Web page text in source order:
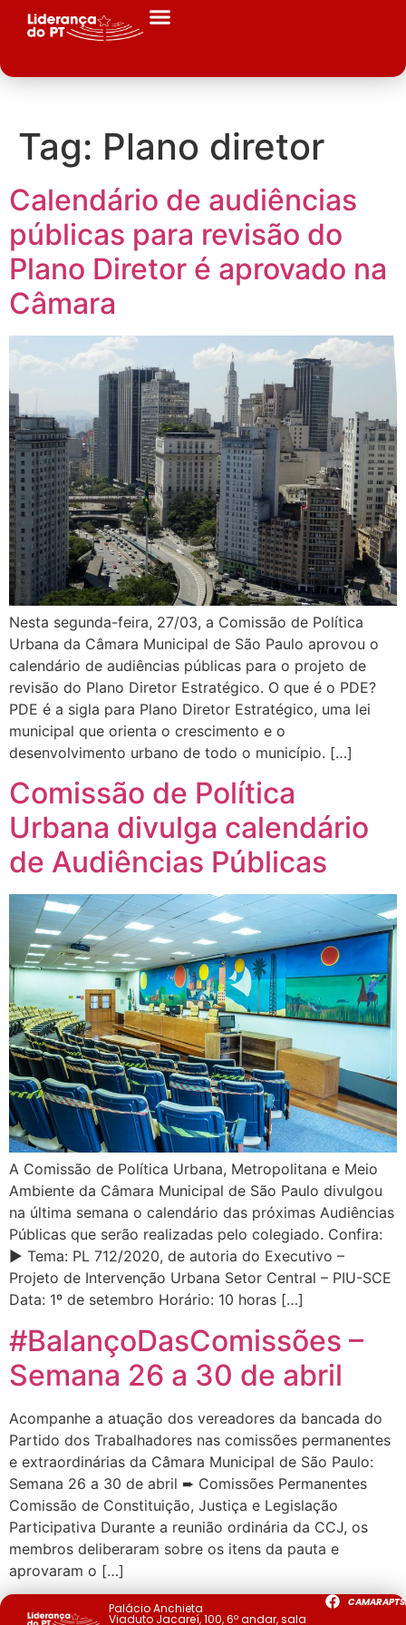
Tag: Plano diretor
Calendário de audiências
públicas para revisão do
Plano Diretor é aprovado na
Câmara
Nesta segunda-feira, 27/03, a Comissão de Política
Urbana da Câmara Municipal de São Paulo aprovou o
calendário de audiências públicas para o projeto de
revisão do Plano Diretor Estratégico. O que é o PDE?
PDE é a sigla para Plano Diretor Estratégico, uma lei
municipal que orienta o crescimento e o
desenvolvimento urbano de todo o município. […]
Comissão de Política
Urbana divulga calendário
de Audiências Públicas
A Comissão de Política Urbana, Metropolitana e Meio
Ambiente da Câmara Municipal de São Paulo divulgou
na última semana o calendário das próximas Audiências
Públicas que serão realizadas pelo colegiado. Confira:
▶ Tema: PL 712/2020, de autoria do Executivo –
Projeto de Intervenção Urbana Setor Central – PIU-SCE
Data: 1º de setembro Horário: 10 horas […]
#BalançoDasComissões –
Semana 26 a 30 de abril
Acompanhe a atuação dos vereadores da bancada do
Partido dos Trabalhadores nas comissões permanentes
e extraordinárias da Câmara Municipal de São Paulo:
Semana 26 a 30 de abril ➨ Comissões Permanentes
Comissão de Constituição, Justiça e Legislação
Participativa Durante a reunião ordinária da CCJ, os
membros deliberaram sobre os itens da pauta e
aprovaram o […]
Palácio Anchieta
Viaduto Jacareí, 100, 6º andar, sala